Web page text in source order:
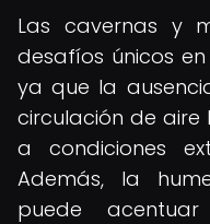
Las cavernas y
desafíos únicos
ya que la
circulación de
a condiciones
Además, la
puede